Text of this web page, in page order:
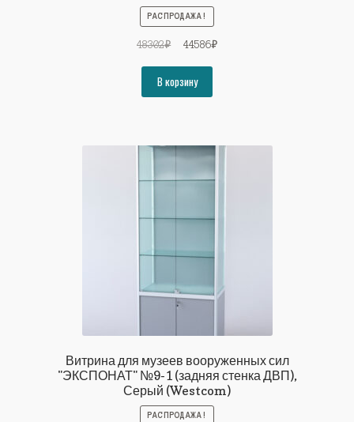
РАСПРОДАЖА!
48302₽
Первоначальная
составляла
48302₽.
44586₽Текущая
В корзину
Витрина для музеев вооруженных сил
"ЭКСПОНАТ" №9-1 (задняя стенка ДВП),
Серый (Westcom)
РАСПРОДАЖА!